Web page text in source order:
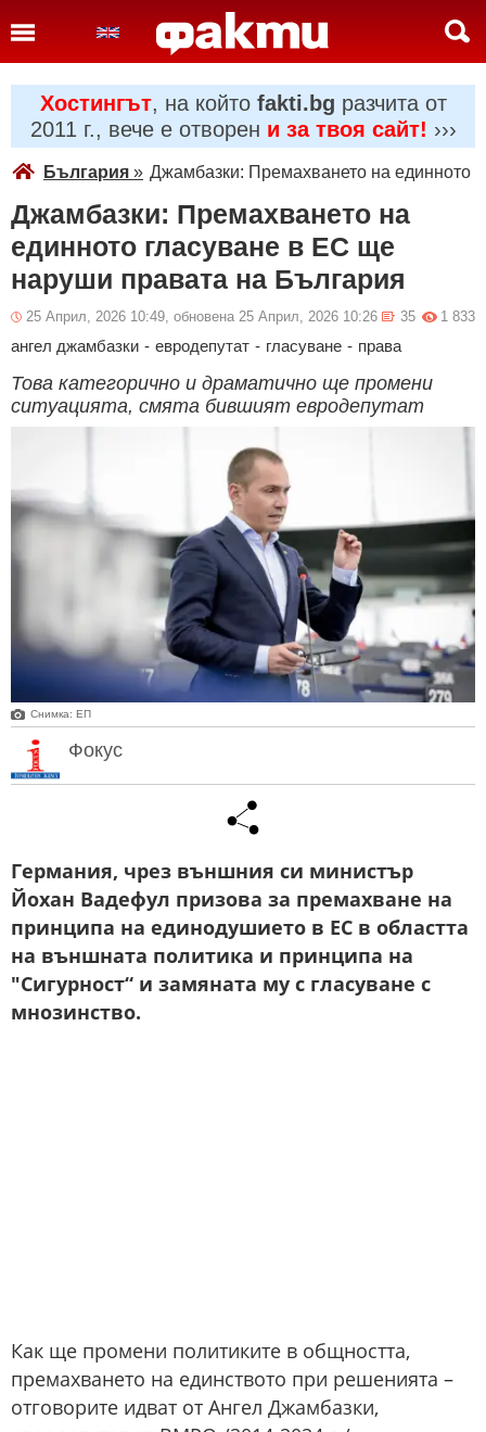
Хостингът, на който fakti.bg разчита от
2011 г., вече е отворен и за твоя сайт! ›››
България » Джамбазки: Премахването на единното
Джамбазки: Премахването на
единното гласуване в ЕС ще
наруши правата на България
25 Април, 2026 10:49, обновена 25 Април, 2026 10:26 1 833
35
ангел джамбазки - евродепутат - гласуване - права
Това категорично и драматично ще промени
ситуацията, смята бившият евродепутат
Снимка: ЕП
Фокус
Германия, чрез външния си министър
Йохан Вадефул призова за премахване на
принципа на единодушието в ЕС в областта
на външната политика и принципа на
"Сигурност“ и замяната му с гласуване с
мнозинство.
Как ще промени политиките в общността,
премахването на единството при решенията –
отговорите идват от Ангел Джамбазки,